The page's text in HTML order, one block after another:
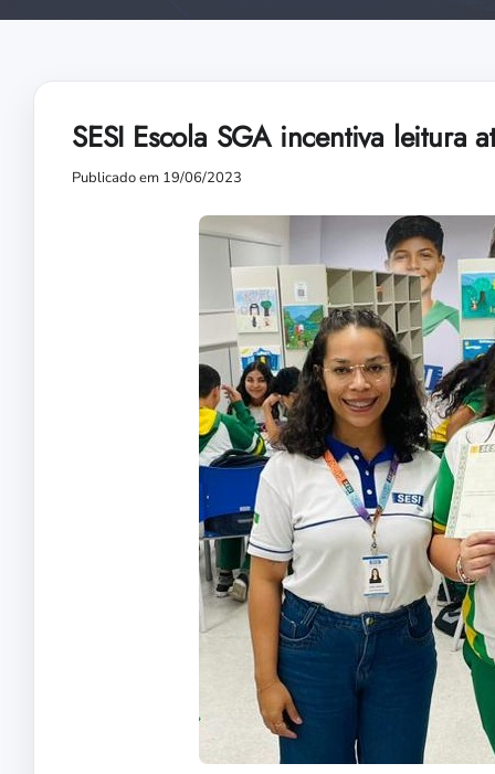
SESI Escola SGA incentiva leitura
Publicado em 19/06/2023